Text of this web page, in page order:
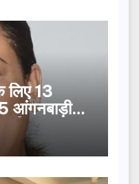
लिए 13
आंगनबाड़ी